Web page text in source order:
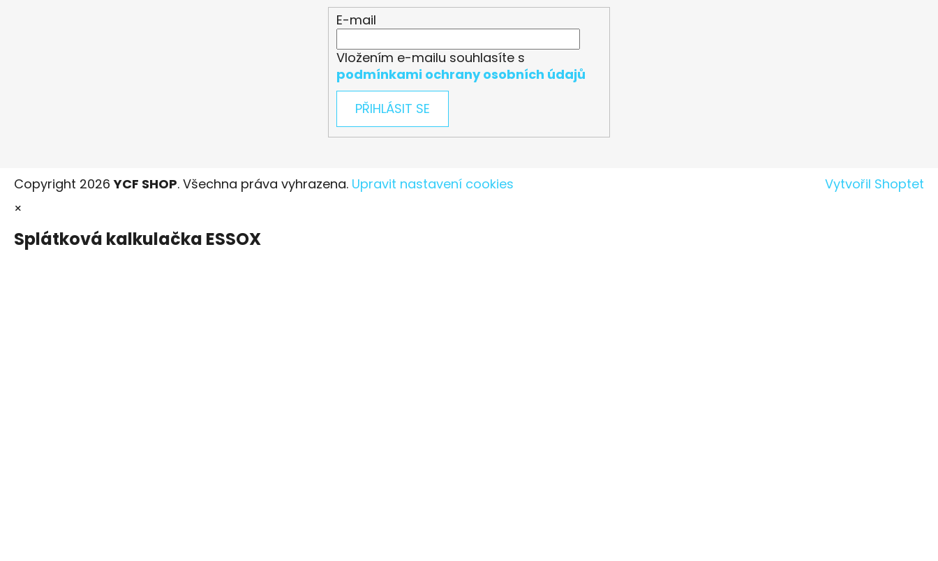
E-mail
Vložením e-mailu souhlasíte s
podmínkami ochrany osobních údajů
PŘIHLÁSIT SE
Vytvořil Shoptet
Copyright 2026YCF SHOP. Všechna práva vyhrazena. Upravit nastavení cookies
×
Splátková kalkulačka ESSOX